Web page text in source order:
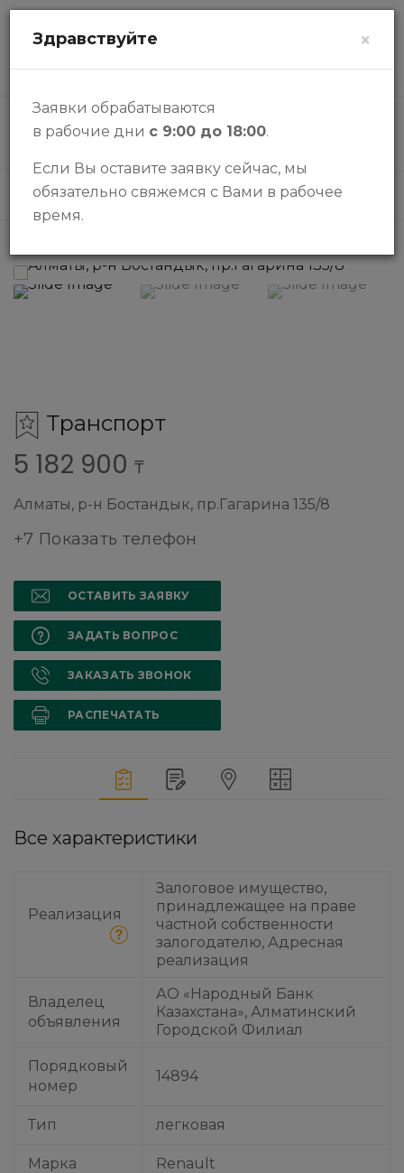
КАТАЛОГ
Каталог Транспорт Транспорт
Транспорт
5 182 900 ₸
Алматы, р-н Бостандык, пр.Гагарина 135/8
+7 Показать телефон
ОСТАВИТЬ ЗАЯВКУ
ЗАДАТЬ ВОПРОС
ЗАКАЗАТЬ ЗВОНОК
РАСПЕЧАТАТЬ
Все характеристики
Реализация
Залоговое имущество,
принадлежащее на праве
частной собственности
залогодателю, Адресная
реализация
Владелец
объявления
АО «Народный Банк
Казахстана», Алматинский
Городской Филиал
Порядковый
номер
14894
Тип легковая
Марка Renault
×
Здравствуйте
Заявки обрабатываются
в рабочие дни с 9:00 до 18:00.
Если Вы оставите заявку сейчас, мы
обязательно свяжемся с Вами в рабочее
время.